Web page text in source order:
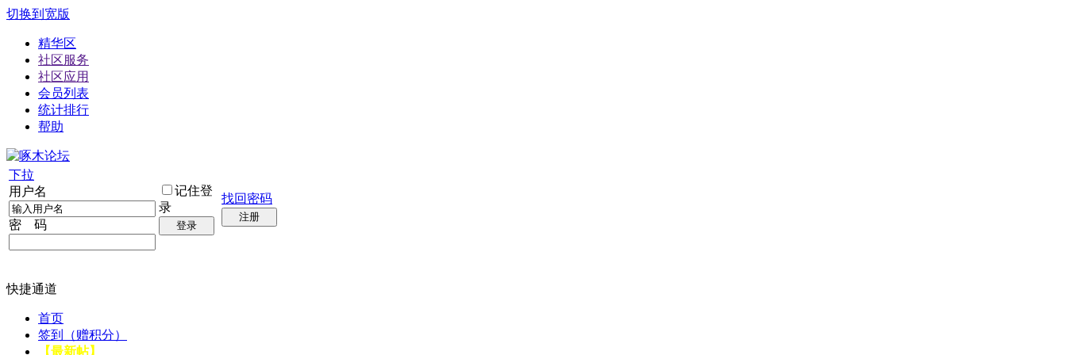
切换到宽版
精华区
社区服务
社区应用
会员列表
统计排行
帮助
下拉
用户名
密 码
记住登
录
登录
找回密码
注册
快捷通道
首页
签到（赠积分）
【最新帖】